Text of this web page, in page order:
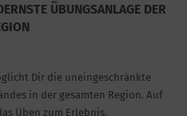
ÜBUNGSANLAGE DER
Dir die uneingeschränkte
in der gesamten Region. Auf
Üben zum Erlebnis.